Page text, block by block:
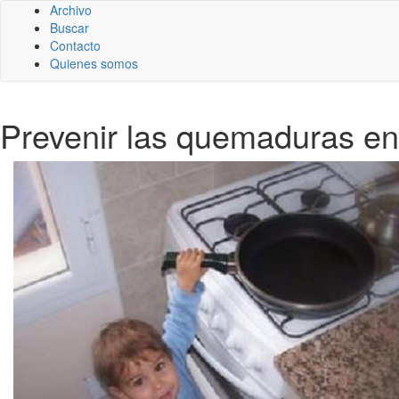
Archivo
Buscar
Contacto
Quienes somos
Prevenir las quemaduras